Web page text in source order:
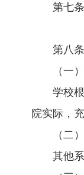
第七
第八
（一
学校
院实际，
（二
其他